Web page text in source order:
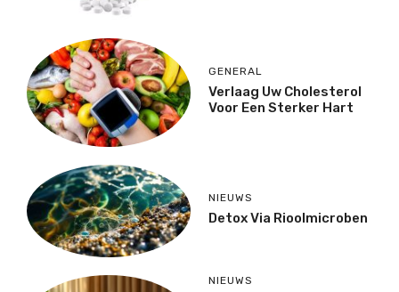
GENERAL
Verlaag Uw Cholesterol
Voor Een Sterker Hart
NIEUWS
Detox Via Rioolmicroben
NIEUWS